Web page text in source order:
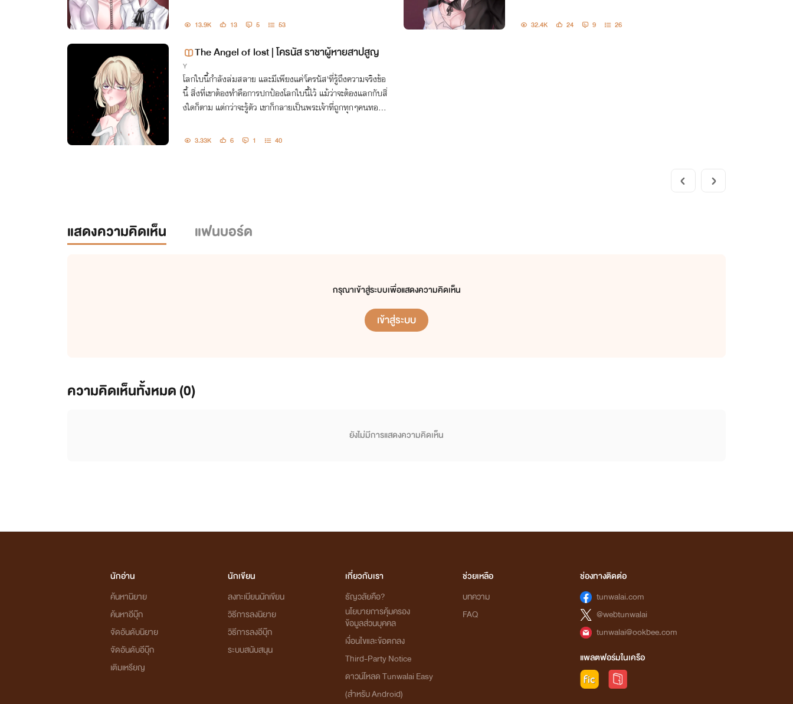
13.9K 13 5 53 32.4K 24 9 26
The Angel of lost | โครนัส ราชาผู้หายสาปสูญ
Y
โลกใบนี้กำลังล่มสลาย และมีเพียงแค่'โครนัส'ที่รู้ถึงความจริงข้อ
นี้ สิ่งที่เขาต้องทำคือการปกป้องโลกใบนี้ไว้ แม้ว่าจะต้องแลกกับสิ่
งใดก็ตาม แต่กว่าจะรู้ตัว เขาก็กลายเป็นพระเจ้าที่ถูกทุกๆคนทอดทิ้
3.33K 6 1 40
แสดงความคิดเห็น แฟนบอร์ด
กรุณาเข้าสู่ระบบเพื่อแสดงความคิดเห็น
เข้าสู่ระบบ
ความคิดเห็นทั้งหมด (0)
ยังไม่มีการแสดงความคิดเห็น
นักอ่าน
ค้นหานิยาย
ค้นหาอีบุ๊ก
จัดอันดับนิยาย
จัดอันดับอีบุ๊ก
เติมเหรียญ
นักเขียน
ลงทะเบียนนักเขียน
วิธีการลงนิยาย
วิธีการลงอีบุ๊ก
ระบบสนับสนุน
เกี่ยวกับเรา
ธัญวลัยคือ?
นโยบายการคุ้มครอง
ข้อมูลส่วนบุคคล
เงื่อนไขและข้อตกลง
Third-Party Notice
ดาวน์โหลด Tunwalai Easy
(สำหรับ Android)
ช่วยเหลือ
บทความ
FAQ
ช่องทางติดต่อ
tunwalai.com
@webtunwalai
tunwalai@ookbee.com
แพลตฟอร์มในเครือ